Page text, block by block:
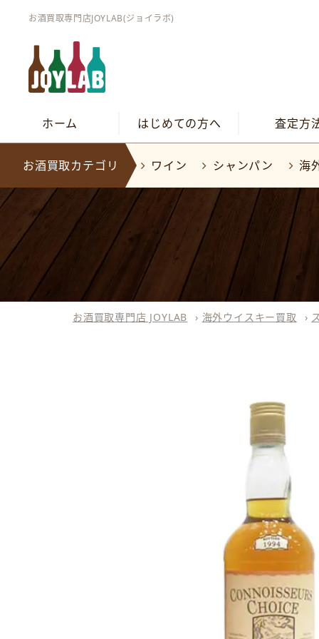
お酒買取専門店JOYLAB(ジョイラボ)
ホーム はじめての方へ 査定方
お酒買取カテゴリ ワイン シャンパン 海
お酒買取専門店 JOYLAB › 海外ウイスキー買取 ›